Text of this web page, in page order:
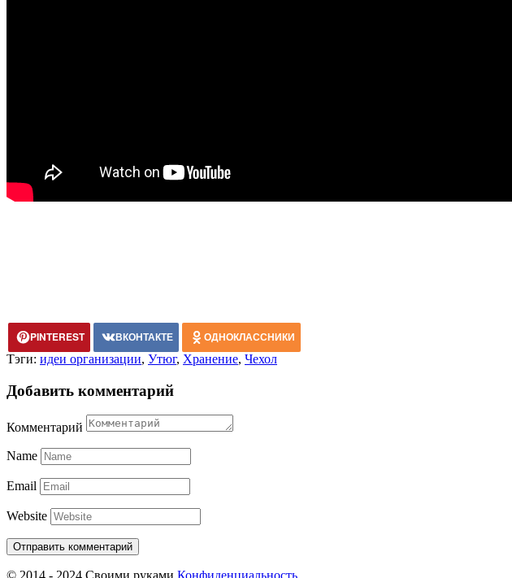
PINTEREST ВКОНТАКТЕ ОДНОКЛАССНИКИ
Тэги: идеи организации, Утюг, Хранение, Чехол
Добавить комментарий
Комментарий
Name
Email
Website